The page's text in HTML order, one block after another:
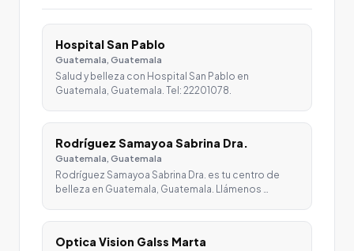
Hospital San Pablo
Guatemala, Guatemala
Salud y belleza con Hospital San Pablo en
Guatemala, Guatemala. Tel: 22201078.
Rodríguez Samayoa Sabrina Dra.
Guatemala, Guatemala
Rodríguez Samayoa Sabrina Dra. es tu centro de
belleza en Guatemala, Guatemala. Llámenos …
Optica Vision Galss Marta